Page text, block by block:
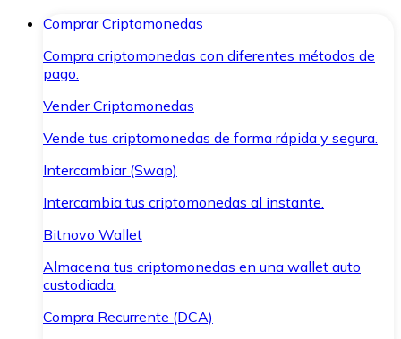
Comprar Criptomonedas
Compra criptomonedas con diferentes métodos de
pago.
Vender Criptomonedas
Vende tus criptomonedas de forma rápida y segura.
Intercambiar (Swap)
Intercambia tus criptomonedas al instante.
Bitnovo Wallet
Almacena tus criptomonedas en una wallet auto
custodiada.
Compra Recurrente (DCA)